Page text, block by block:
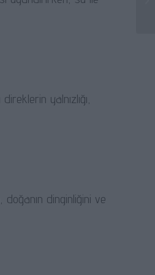
yalnızlığı,
dinginliğini ve